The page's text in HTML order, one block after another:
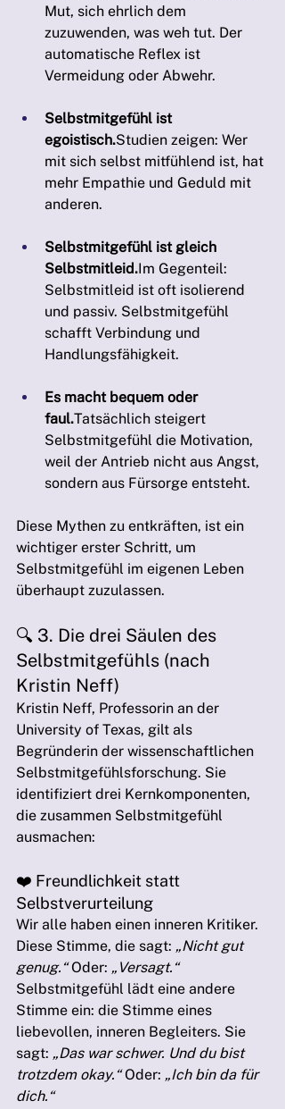
Mut, sich ehrlich dem
zuzuwenden, was weh tut. Der
automatische Reflex ist
Vermeidung oder Abwehr.
Selbstmitgefühl ist
egoistisch.Studien zeigen: Wer
mit sich selbst mitfühlend ist, hat
mehr Empathie und Geduld mit
anderen.
Selbstmitgefühl ist gleich
Selbstmitleid.Im Gegenteil:
Selbstmitleid ist oft isolierend
und passiv. Selbstmitgefühl
schafft Verbindung und
Handlungsfähigkeit.
Es macht bequem oder
faul.Tatsächlich steigert
Selbstmitgefühl die Motivation,
weil der Antrieb nicht aus Angst,
sondern aus Fürsorge entsteht.
Diese Mythen zu entkräften, ist ein
wichtiger erster Schritt, um
Selbstmitgefühl im eigenen Leben
überhaupt zuzulassen.
🔍 3. Die drei Säulen des
Selbstmitgefühls (nach
Kristin Neff)
Kristin Neff, Professorin an der
University of Texas, gilt als
Begründerin der wissenschaftlichen
Selbstmitgefühlsforschung. Sie
identifiziert drei Kernkomponenten,
die zusammen Selbstmitgefühl
ausmachen:
❤️ Freundlichkeit statt
Selbstverurteilung
Wir alle haben einen inneren Kritiker.
Diese Stimme, die sagt: „Nicht gut
genug.“ Oder: „Versagt.“
Selbstmitgefühl lädt eine andere
Stimme ein: die Stimme eines
liebevollen, inneren Begleiters. Sie
sagt: „Das war schwer. Und du bist
trotzdem okay.“ Oder: „Ich bin da für
dich.“